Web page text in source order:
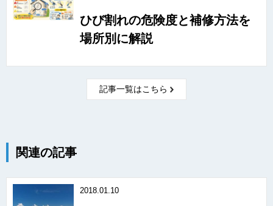
ひび割れの危険度と補修方法を
場所別に解説
記事一覧はこちら
関連の記事
2018.01.10